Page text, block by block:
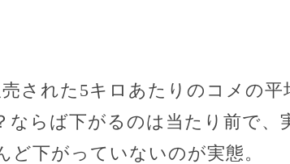
された5キロあたりのコメの平
ならば下がるのは当たり前で、
下がっていないのが実態。